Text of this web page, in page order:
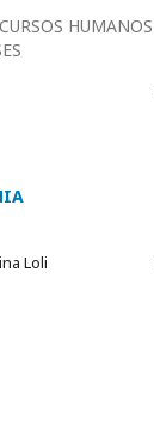
HUMANOS
Loli